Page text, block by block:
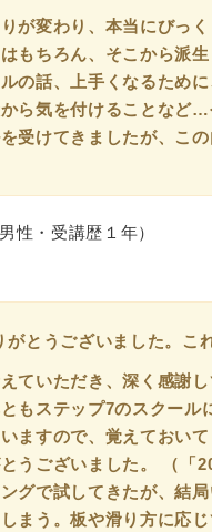
が変わり、本当にびっ
もちろん、そこから派
の話、上手くなるため
ら気を付けることなど
受けてきましたが、こ
性・受講歴１年）
がとうございました。こ
ていただき、深く感謝
もステップ7のスクール
ますので、覚えておい
うございました。 （「
グで試してきたが、結
まう。板や滑り方に応